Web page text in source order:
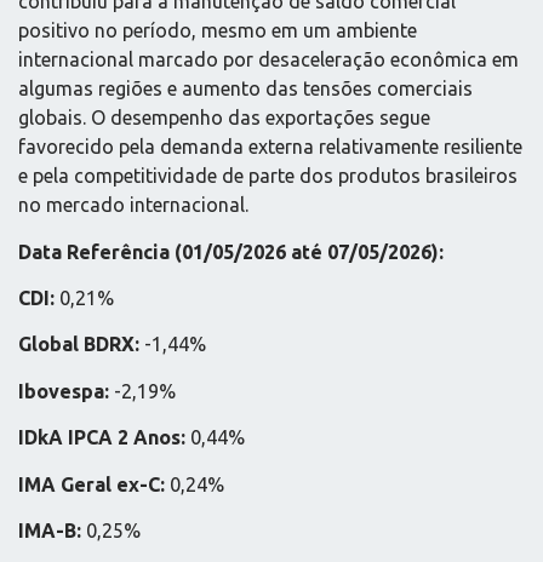
positivo no período, mesmo em um ambiente
internacional marcado por desaceleração econômica em
algumas regiões e aumento das tensões comerciais
globais. O desempenho das exportações segue
favorecido pela demanda externa relativamente resiliente
e pela competitividade de parte dos produtos brasileiros
no mercado internacional.
Data Referência (01/05/2026 até 07/05/2026):
CDI: 0,21%
Global BDRX: -1,44%
Ibovespa: -2,19%
IDkA IPCA 2 Anos: 0,44%
IMA Geral ex-C: 0,24%
IMA-B: 0,25%